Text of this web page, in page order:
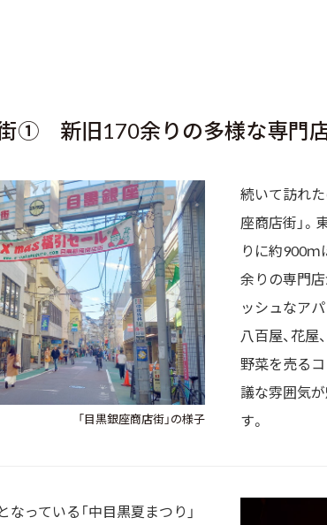
① 新旧170余りの多様な専門
「目黒銀座商店街」の様子
続いて訪れた
座商店街」。
りに約900ｍ
余りの専門
ッシュなア
八百屋、花屋
野菜を売る
議な雰囲気
す。
っている「中目黒夏まつり」